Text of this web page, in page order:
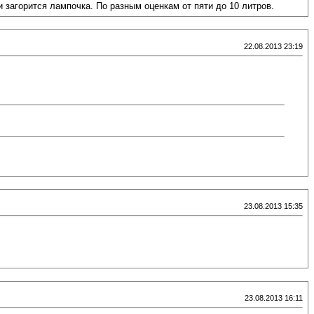
лампочка. По разным оценкам от пяти до 10 литров.
22.08.2013 23:19
23.08.2013 15:35
23.08.2013 16:11